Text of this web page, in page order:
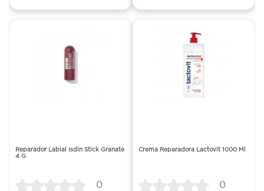
Reparador Labial Isdin Stick Granate
4 G
0
Crema Reparadora Lactovit 1000 Ml
0